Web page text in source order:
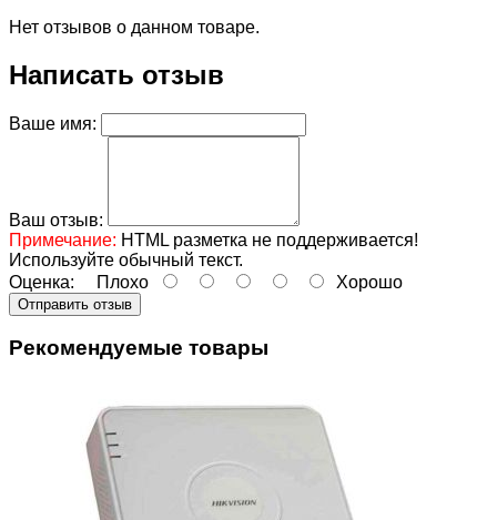
Нет отзывов о данном товаре.
Написать отзыв
Ваше имя:
Ваш отзыв:
Примечание: HTML разметка не поддерживается!
Используйте обычный текст.
Оценка: Плохо Хорошо
Отправить отзыв
Рекомендуемые товары